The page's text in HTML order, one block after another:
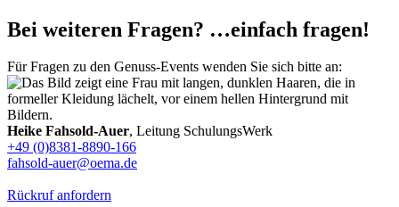
Bei weiteren Fragen? …einfach fragen!
Für Fragen zu den Genuss-Events wenden Sie sich bitte an:
Heike Fahsold-Auer, Leitung SchulungsWerk
+49 (0)8381-8890-166
fahsold-auer@oema.de
Rückruf anfordern